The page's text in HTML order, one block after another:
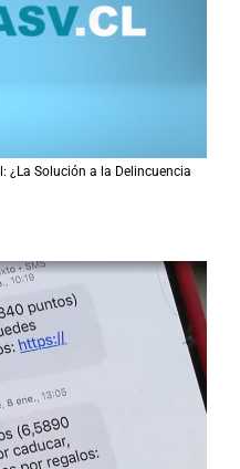
¿La Solución a la Delincuencia